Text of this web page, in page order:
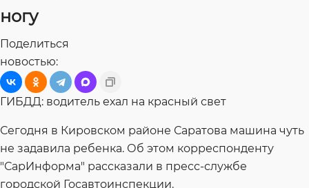
ногу
Поделиться
новостью:
ГИБДД: водитель ехал на красный свет
Сегодня в Кировском районе Саратова машина чуть
не задавила ребенка. Об этом корреспонденту
"СарИнформа" рассказали в пресс-службе
городской Госавтоинспекции.